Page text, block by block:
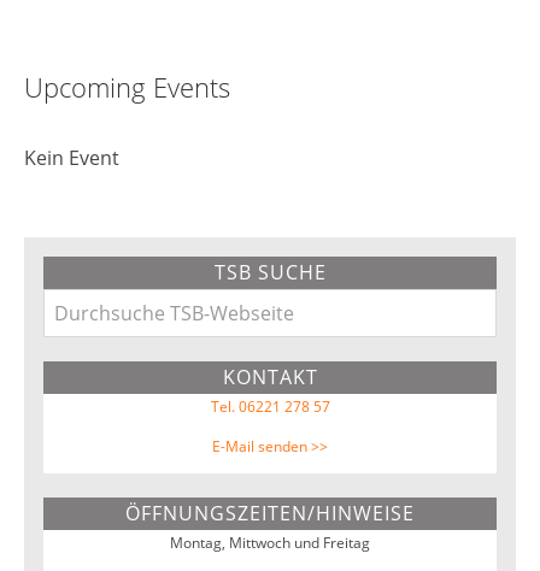
Upcoming Events
Kein Event
Sidebar
TSB SUCHE
Durchsuche
TSB-
KONTAKT
Tel. 06221 278 57
E-Mail senden >>
ÖFFNUNGSZEITEN/HINWEISE
Montag, Mittwoch und Freitag